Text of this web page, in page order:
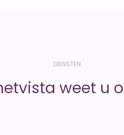
DIENSTEN
weet u